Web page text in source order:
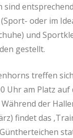
sind
oder im
und
gestellt.
treffen
Uhr am Platz auf
der
findet das